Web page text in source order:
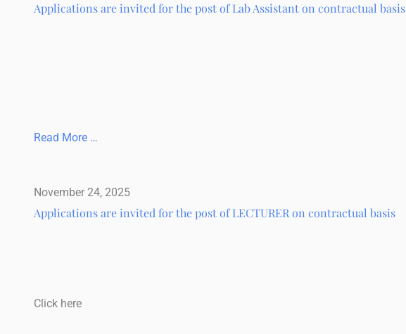
Applications are invited for the post of Lab Assistant on contractual basis
Read More …
November 24, 2025
Applications are invited for the post of LECTURER on contractual basis
Click here